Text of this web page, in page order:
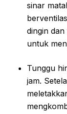
sinar
dingin
untuk
Tunggu
jam.